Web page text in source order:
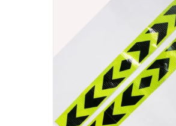
СВЯЗАТЬСЯ С НАМИ